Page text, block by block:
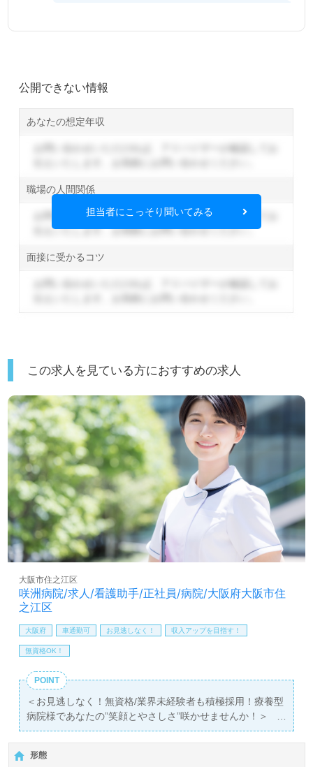
公開できない情報
あなたの想定年収
職場の人間関係
お問い合わせいただければ、アドバイザーが確認してお
伝えいたします。お気軽にお問い合わせください。
面接に受かるコツ
担当者にこっそり聞いてみる
この求人を見ている方におすすめの求人
咲洲病院/求人/看護助手/正社員/病院/大阪府大阪市住
之江区
大阪市住之江区
大阪府 車通勤可 お見逃しなく！ 収入アップを目指す！
無資格OK！
POINT
＜お見逃しなく！無資格/業界未経験者も積極採用！療養型
病院様であなたの”笑顔とやさしさ”咲かせませんか！＞
◎看護助手/正社員募集◎【月給237,000円～252,500円/賞
与2回】『ポートタウン東駅』徒歩3分。お車通勤可能で
す。
形態